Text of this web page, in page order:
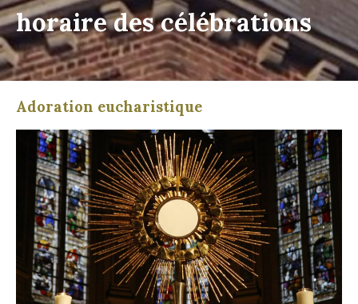
horaire des célébrations
Adoration eucharistique